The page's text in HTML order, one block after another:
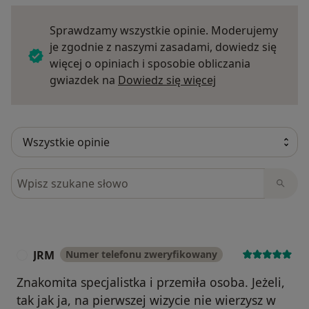
• Zamknięty Weekend Naukowy PASE – Dysfunkcje
czaszkowo-szyjne i czaszkowo-żuchwowe.
Diagnostyka i
podejście do leczenia stawu skroniowo-żuchwowego;
• „Wybrane aspekty diagnostyki i leczenia zespołów
bólowych kręgosłupa lędźwiowego” – certyfikat,
• Formy masażu i terapii manualnej w kosmetyce i
leczeniu chorób – certyfikat,
• Aktywność fizyczna kobiet w ciąży – certyfikat,
• terapia ortopedyczna,
• terapia neurologiczna,
Sprawdzamy wszystkie opinie. Moderujemy
je zgodnie z naszymi zasadami, dowiedz się
więcej o opiniach i sposobie obliczania
gwiazdek na Dowiedz się więcej
Szukaj w opiniach
JRM Numer telefonu zweryfikowany
Znakomita specjalistka i przemiła osoba. Jeżeli,
tak jak ja, na pierwszej wizycie nie wierzysz w